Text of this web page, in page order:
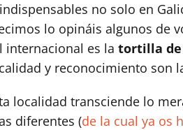
no solo en
lo opináis algunos de
internacional es la tortilla
y reconocimiento son
localidad transciende lo
diferentes (de la cual ya os